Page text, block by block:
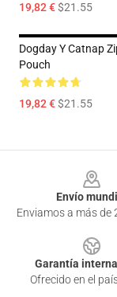
19,82 €$21.55
Dogday Y Catnap
Pouch
19,82 €$21.55
Envío
Enviamos a más de
Garantía
Ofrecido en el